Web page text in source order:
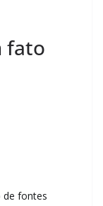
fato
de fontes